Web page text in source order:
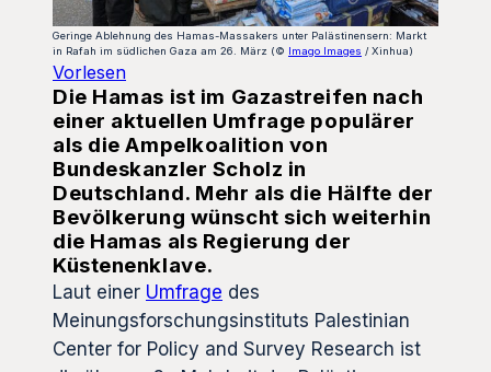
Geringe Ablehnung des Hamas-Massakers unter Palästinensern: Markt
in Rafah im südlichen Gaza am 26. März (©
Imago Images / Xinhua)
Vorlesen
Die Hamas ist im Gazastreifen nach
einer aktuellen Umfrage populärer
als die Ampelkoalition von
Bundeskanzler Scholz in
Deutschland. Mehr als die Hälfte der
Bevölkerung wünscht sich weiterhin
die Hamas als Regierung der
Küstenenklave.
Laut einer Umfrage des
Meinungsforschungsinstituts Palestinian
Center for Policy and Survey Research ist